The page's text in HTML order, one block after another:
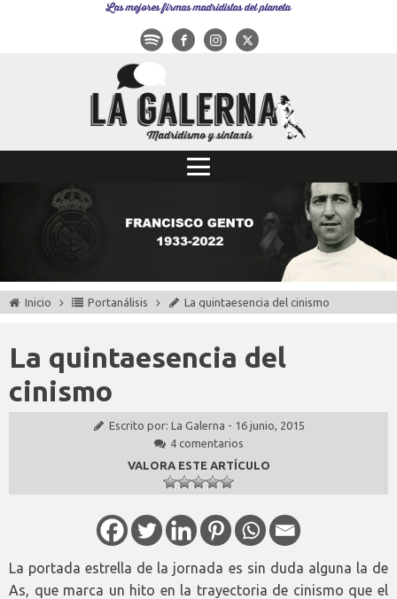
Las mejores firmas madridistas del planeta
Inicio Portanálisis La quintaesencia del cinismo
La quintaesencia del
cinismo
Escrito por: La Galerna - 16 junio, 2015
4 comentarios
VALORA ESTE ARTÍCULO
La portada estrella de la jornada es sin duda alguna la de
As, que marca un hito en la trayectoria de cinismo que el